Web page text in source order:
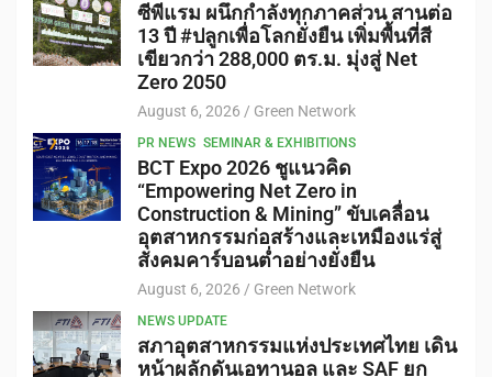
ซีพีแรม ผนึกกำลังทุกภาคส่วน สานต่อ
13 ปี #ปลูกเพื่อโลกยั่งยืน เพิ่มพื้นที่สี
เขียวกว่า 288,000 ตร.ม. มุ่งสู่ Net
Zero 2050
August 6, 2026 Green Network
PR NEWS SEMINAR & EXHIBITIONS
BCT Expo 2026 ชูแนวคิด
“Empowering Net Zero in
Construction & Mining” ขับเคลื่อน
อุตสาหกรรมก่อสร้างและเหมืองแร่สู่
สังคมคาร์บอนต่ำอย่างยั่งยืน
August 6, 2026 Green Network
NEWS UPDATE
สภาอุตสาหกรรมแห่งประเทศไทย เดิน
หน้าผลักดันเอทานอล และ SAF ยก